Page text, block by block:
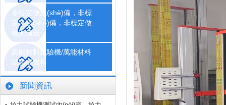
非標定做設(shè)備，非標
定制設(shè)備，非標定做
檢測儀器
萬能材料試驗機/萬能材料
試驗機價格
新聞資訊